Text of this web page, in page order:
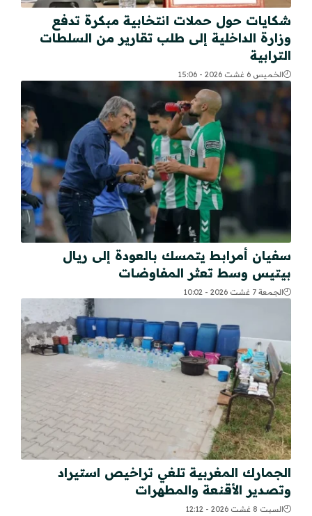
شكايات حول حملات انتخابية مبكرة تدفع
وزارة الداخلية إلى طلب تقارير من السلطات
الترابية
الخميس 6 غشت 2026 - 15:06
سفيان أمرابط يتمسك بالعودة إلى ريال
بيتيس وسط تعثر المفاوضات
الجمعة 7 غشت 2026 - 10:02
الجمارك المغربية تلغي تراخيص استيراد
وتصدير الأقنعة والمطهرات
السبت 8 غشت 2026 - 12:12